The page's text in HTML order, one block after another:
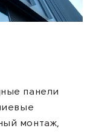
панели
монтаж,